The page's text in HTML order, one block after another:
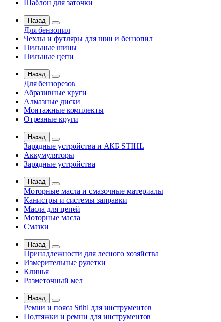
Шаблон для заточки
Назад
Для бензопил
Чехлы и футляры для шин и бензопил
Пильные шины
Пильные цепи
Назад
Для бензорезов
Абразивные круги
Алмазные диски
Монтажные комплекты
Отрезные круги
Назад
Зарядные устройства и АКБ STIHL
Аккумуляторы
Зарядные устройства
Назад
Моторные масла и смазочные материалы
Канистры и системы заправки
Масла для цепей
Моторные масла
Смазки
Назад
Принадлежности для лесного хозяйства
Измерительные рулетки
Клинья
Разметочный мел
Назад
Ремни и пояса Stihl для инструментов
Подтяжки и ремни для инструментов